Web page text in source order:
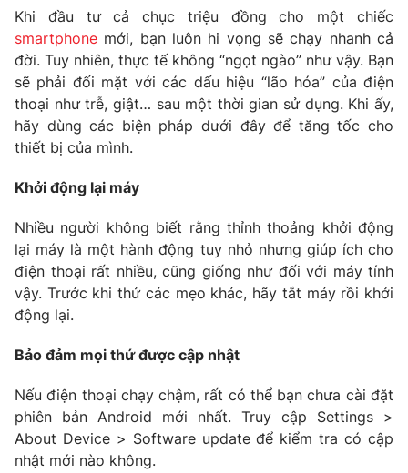
Thế giới đó đây
Câu chuyện quốc tế
Kinh tế
Tài chính
Thị trường
Góc doanh nghiệp
Dữ liệu và đời sống
Truyền hình
Phim VTV
Hậu trường
Nhân vật
Khán giả
Giải sao mai
Giải trí
Âm nhạc
Sao
Đời sống
Du lịch
Làm đẹp
Giáo dục
Tuyển sinh
Học trực tuyến
Sản phẩm
Thị trường
Giao lưu trực tuyến
Lịch phát sóng
Khi đầu tư cả chục triệu đồng cho một chiếc
smartphone mới, bạn luôn hi vọng sẽ chạy nhanh cả
đời. Tuy nhiên, thực tế không “ngọt ngào” như vậy. Bạn
sẽ phải đối mặt với các dấu hiệu “lão hóa” của điện
thoại như trễ, giật… sau một thời gian sử dụng. Khi ấy,
hãy dùng các biện pháp dưới đây để tăng tốc cho
thiết bị của mình.
Khởi động lại máy
Nhiều người không biết rằng thỉnh thoảng khởi động
lại máy là một hành động tuy nhỏ nhưng giúp ích cho
điện thoại rất nhiều, cũng giống như đối với máy tính
vậy. Trước khi thử các mẹo khác, hãy tắt máy rồi khởi
động lại.
Bảo đảm mọi thứ được cập nhật
Nếu điện thoại chạy chậm, rất có thể bạn chưa cài đặt
phiên bản Android mới nhất. Truy cập Settings >
About Device > Software update để kiểm tra có cập
nhật mới nào không.